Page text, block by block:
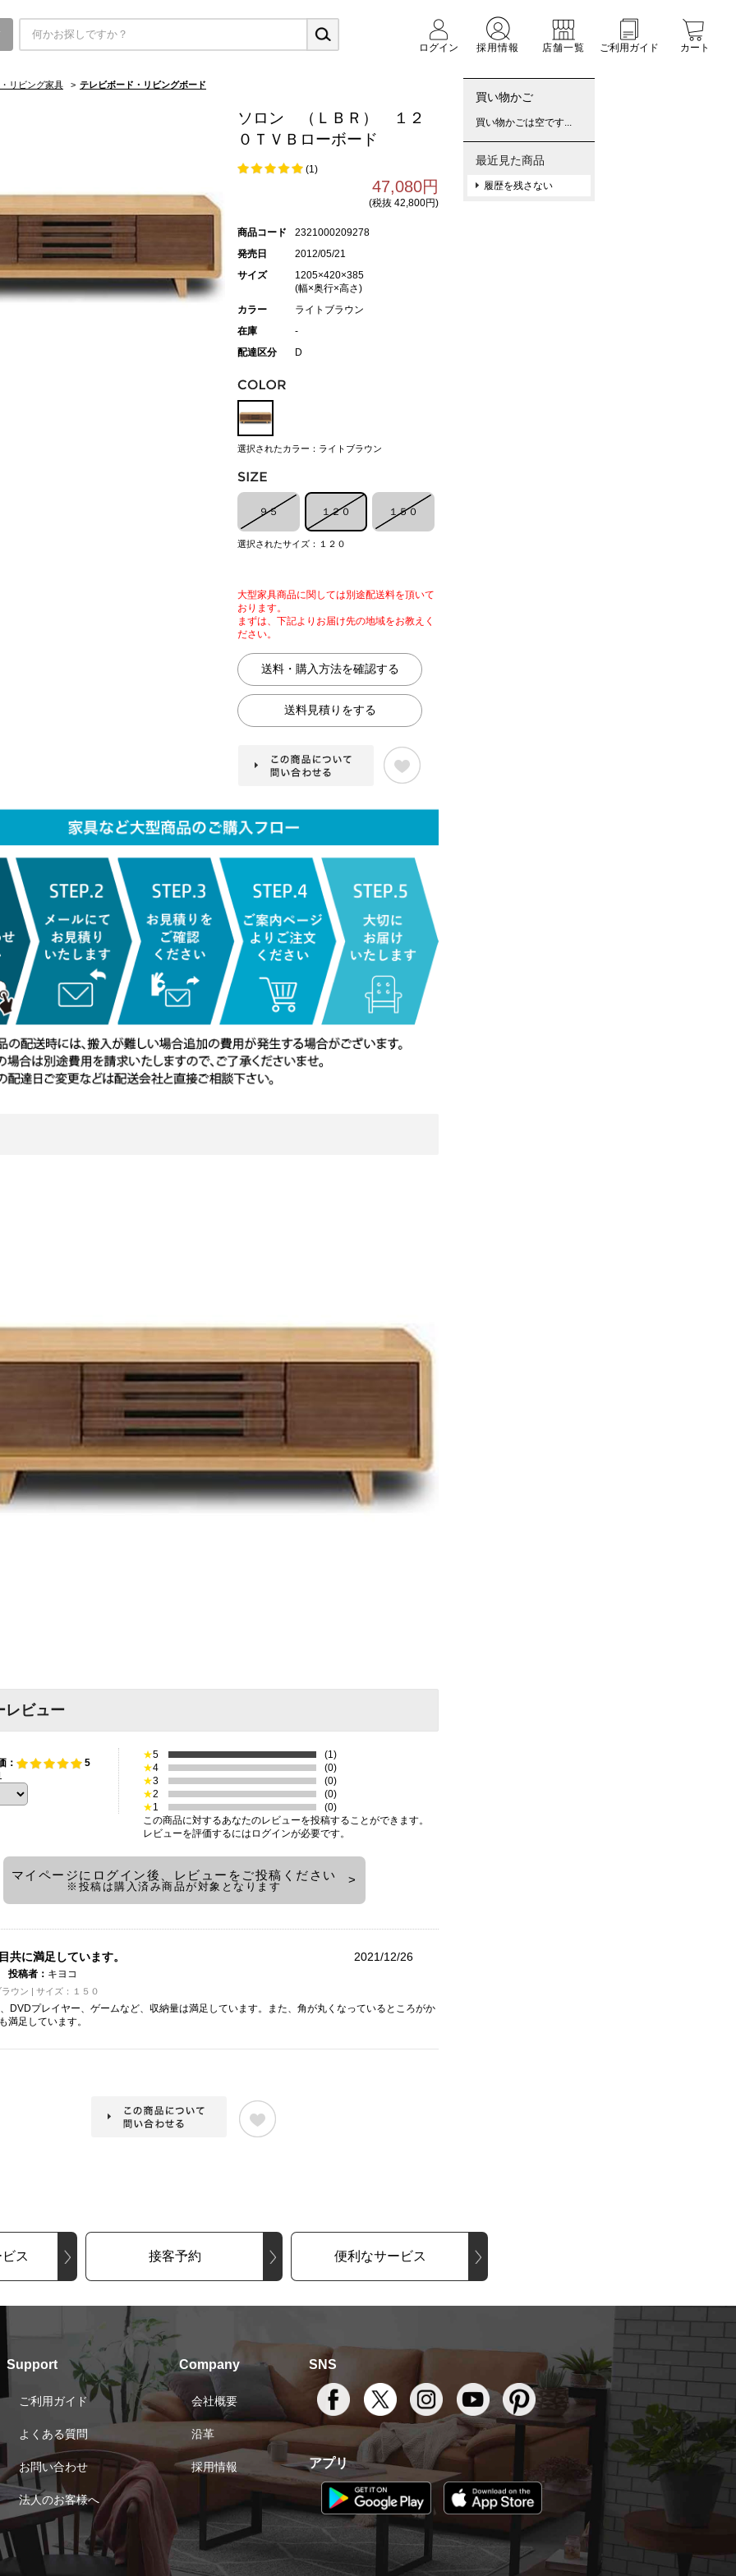
ログイン
採用情報 店舗一覧 ご利用ガイド カート
リビング家具 > テレビボード・リビングボード
ソロン （ＬＢＲ） １２
０ＴＶＢローボード
(1)
47,080円
(税抜 42,800円)
商品コード
2321000209278
発売日
2012/05/21
サイズ
1205×420×385
(幅×奥行×高さ)
カラー
ライトブラウン
在庫
-
配達区分
D
選択されたカラー：ライトブラウン
９５ １２０ １５０
選択されたサイズ：１２０
大型家具商品に関しては別途配送料を頂いて
おります。
まずは、下記よりお届け先の地域をお教えく
ださい。
レビュー
：
5
★5
(1)
★4
(0)
★3
(0)
★2
(0)
★1
(0)
この商品に対するあなたのレビューを投稿することができます。
レビューを評価するには ログインが必要です。
マイページにログイン後、レビューをご投稿ください
※投稿は購入済み商品が対象となります
共に満足しています。 2021/12/26
投稿者： キヨコ
ウン | サイズ：１５０
DVDプレイヤー、ゲームなど、収納量は満足しています。また、角が丸くなっているところがか
満足しています。
買い物かご
買い物かごは空です...
最近見た商品
履歴を残さない
ス 接客予約 便利なサービス
Support
ご利用ガイド
よくある質問
お問い合わせ
法人のお客様へ
Company
会社概要
沿革
採用情報
SNS
アプリ